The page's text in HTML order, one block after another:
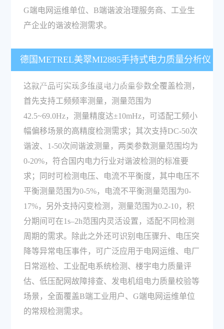
G端电网运维单位、B端谐波治理服务商、工业生
产企业的谐波检测需求。
德国METREL美翠MI2885手持式电力质量分析仪
支持哪些核心电力质量参数检测？
这款产品可实现多维度电力质量参数全覆盖检测，
首先支持工频频率测量，测量范围为
42.5~69.0Hz，测量精度达±10mHz，可适配工频小
幅偏移场景的高精度检测需求；其次支持DC-50次
谐波、1-50次间谐波测量，两类参数测量范围均为
0-20%，符合国内电力行业对谐波检测的标准要
求；同时可检测电压、电流不平衡度，其中电压不
平衡测量范围为0-5%，电流不平衡测量范围为0-
17%，另外支持闪变检测，测量范围为0.2-10，积
分期间可在1s–2h范围内灵活设置，适配不同检测
周期的需求。除此之外还可识别电压骤升、电压突
降等异常电压事件，可广泛应用于电网运维、电厂
日常巡检、工业配电系统检测、楼宇电力质量评
估、低压配网故障排查、发电机组电力质量校验等
场景，全面覆盖B端工业用户、G端电网运维单位
的常规检测需求。